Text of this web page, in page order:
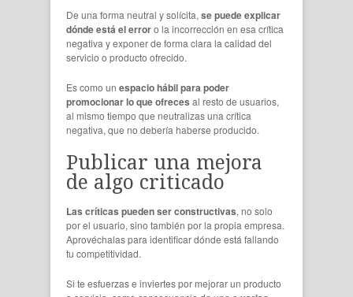
De una forma neutral y solícita,se puede explicar
dónde está el erroro la incorrección en esa crítica
negativa y exponer de forma clara la calidad del
servicio o producto ofrecido.
Es como un espacio hábil para poder
promocionar lo que ofreces al resto de usuarios,
al mismo tiempo que neutralizas una crítica
negativa, que no debería haberse producido.
Publicar una mejora
de algo criticado
Las críticas pueden ser constructivas, no solo
por el usuario, sino también por la propia empresa.
Aprovéchalas para identificar dónde está fallando
tu competitividad.
Si te esfuerzas e inviertes por mejorar un producto